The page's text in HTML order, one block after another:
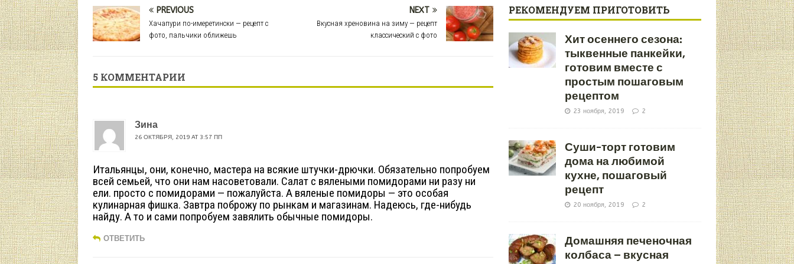
PREVIOUS
Хачапури по-имеретински — рецепт с
фото, пальчики оближешь
NEXT
Вкусная хреновина на зиму — рецепт
классический с фото
5 КОММЕНТАРИИ
Зина
26 ОКТЯБРЯ, 2019 AT 3:57 ПП
Итальянцы, они, конечно, мастера на всякие штучки-дрючки. Обязательно попробуем
всей семьей, что они нам насоветовали. Салат с вялеными помидорами ни разу ни
ели. просто с помидорами — пожалуйста. А вяленые помидоры — это особая
кулинарная фишка. Завтра поброжу по рынкам и магазинам. Надеюсь, где-нибудь
найду. А то и сами попробуем завялить обычные помидоры.
ОТВЕТИТЬ
РЕКОМЕНДУЕМ ПРИГОТОВИТЬ
Хит осеннего сезона:
тыквенные панкейки,
готовим вместе с
простым пошаговым
рецептом
23 ноября, 2019 2
Суши-торт готовим
дома на любимой
кухне, пошаговый
рецепт
20 ноября, 2019 2
Домашняя печеночная
колбаса – вкусная